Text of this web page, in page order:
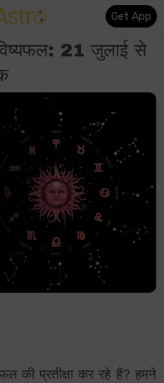
Get App
21 जुलाई से
की प्रतीक्षा कर रहे हैं? हमने